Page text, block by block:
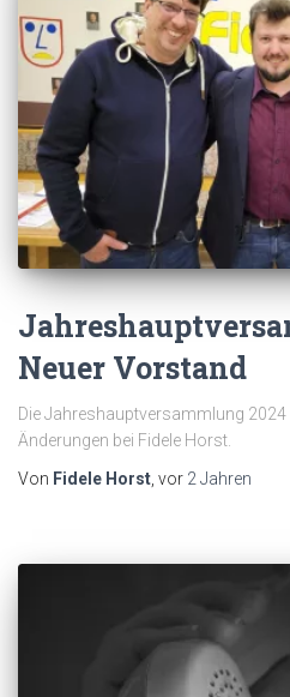
Neuer Vorstand
Die Jahreshauptversammlung
Änderungen bei Fidele Horst.
Von Fidele Horst , vor 2 Jahren